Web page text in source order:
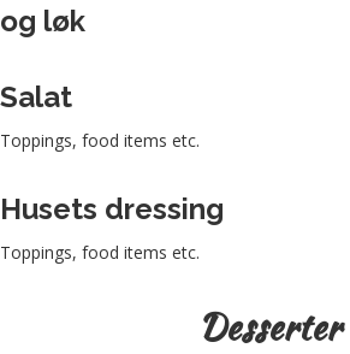
og løk
Salat
Toppings, food items etc.
Husets dressing
Toppings, food items etc.
Desserter